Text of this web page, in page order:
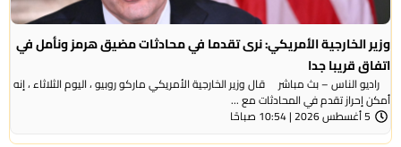
وزير الخارجية الأمريكي: نرى تقدما في محادثات مضيق هرمز ونأمل في
اتفاق قريبا جدا
راديو الناس – بث مباشر قال وزير الخارجية الأمريكي ماركو روبيو ، اليوم الثلاثاء ، إنه
أمكن إحراز تقدم في المحادثات مع ...
5 أغسطس 2026 | 10:54 صباحًا